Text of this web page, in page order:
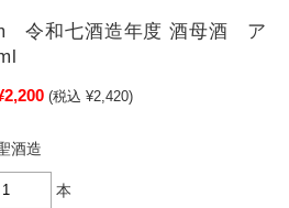
令和七酒造年度 酒母酒 ア
(税込 ¥2,420)
酒造
本